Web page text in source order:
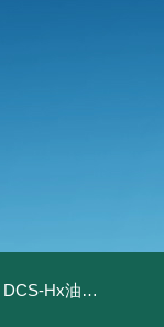
DCS-Hx油桶搬运车电子秤 上海350kg防爆倒桶称